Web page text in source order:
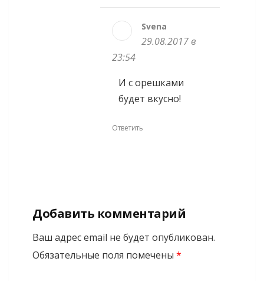
Svena
29.08.2017 в
23:54
И с орешками
будет вкусно!
Ответить
Добавить комментарий
Ваш адрес email не будет опубликован.
Обязательные поля помечены *